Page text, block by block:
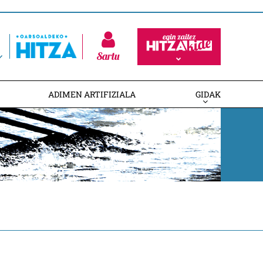
Sartu
ADIMEN ARTIFIZIALA GIDAK